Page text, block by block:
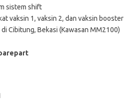
sistem shift
vaksin 1, vaksin 2, dan vaksin booster
Cibitung, Bekasi (Kawasan MM2100)